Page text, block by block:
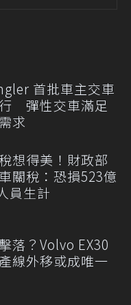
首批車主交車
彈性交車滿足
求
想得美！財政部
關稅：恐損523億
員生計
落？Volvo EX30
線外移或成唯一